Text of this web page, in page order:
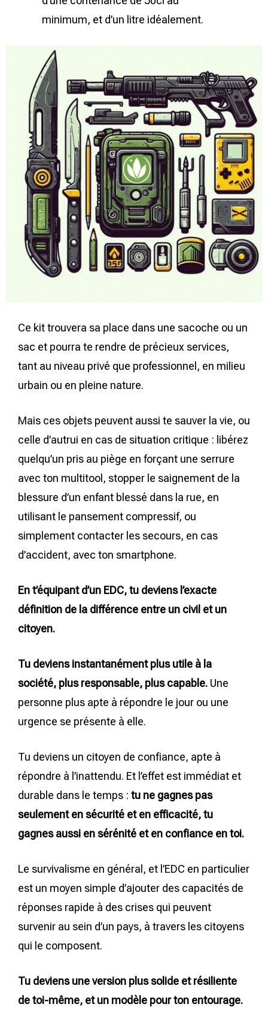
minimum, et d’un litre idéalement.
Ce kit trouvera sa place dans une sacoche ou un
sac et pourra te rendre de précieux services,
tant au niveau privé que professionnel, en milieu
urbain ou en pleine nature.
Mais ces objets peuvent aussi te sauver la vie, ou
celle d’autrui en cas de situation critique : libérez
quelqu’un pris au piège en forçant une serrure
avec ton multitool, stopper le saignement de la
blessure d’un enfant blessé dans la rue, en
utilisant le pansement compressif, ou
simplement contacter les secours, en cas
d’accident, avec ton smartphone.
En t’équipant d’un EDC, tu deviens l’exacte
définition de la différence entre un civil et un
citoyen.
Tu deviens instantanément plus utile à la
société, plus responsable, plus capable. Une
personne plus apte à répondre le jour ou une
urgence se présente à elle.
Tu deviens un citoyen de confiance, apte à
répondre à l’inattendu. Et l’effet est immédiat et
durable dans le temps : tu ne gagnes pas
seulement en sécurité et en efficacité, tu
gagnes aussi en sérénité et en confiance en toi.
Le survivalisme en général, et l’EDC en particulier
est un moyen simple d’ajouter des capacités de
réponses rapide à des crises qui peuvent
survenir au sein d’un pays, à travers les citoyens
qui le composent.
Tu deviens une version plus solide et résiliente
de toi-même, et un modèle pour ton entourage.